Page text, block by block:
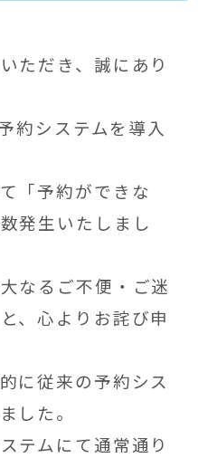
ただき、誠にあり
約システムを導入
「予約ができな
発生いたしまし
なるご不便・ご迷
、心よりお詫び申
に従来の予約シス
した。
テムにて通常通り